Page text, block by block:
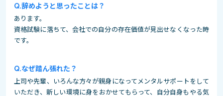
辞めようと思ったことは？
あります。
資格試験に落ちて、会社での自分の存在価値が見出せなくなった時
です。
なぜ踏ん張れた？
上司や先輩、いろんな方々が親身になってメンタルサポートをして
いただき、新しい環境に身をおかせてもらって、自分自身もやる気